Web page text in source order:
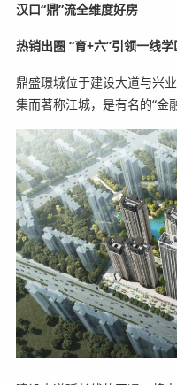
汉口“鼎”流全维度好房
热销出圈 “育+六”引领一线
鼎盛璟城位于建设大道与兴
集而著称江城，是有名的“金